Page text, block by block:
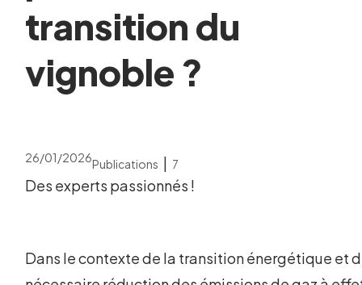
transition du
vignoble ?
26/01/2026Publications | 7
Des experts passionnés !
Dans le contexte de la transition énergétique et